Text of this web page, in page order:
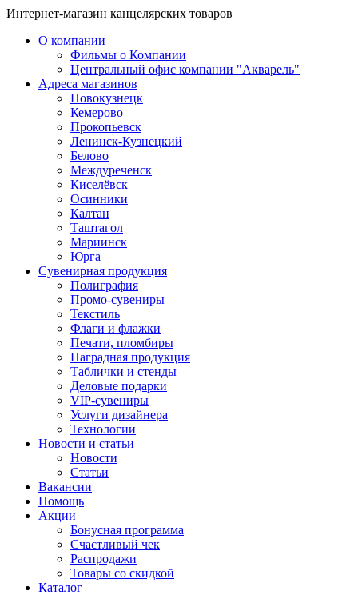
Интернет-магазин канцелярских товаров
О компании
Фильмы о Компании
Центральный офис компании "Акварель"
Адреса магазинов
Новокузнецк
Кемерово
Прокопьевск
Ленинск-Кузнецкий
Белово
Междуреченск
Киселёвск
Осинники
Калтан
Таштагол
Мариинск
Юрга
Сувенирная продукция
Полиграфия
Промо-сувениры
Текстиль
Флаги и флажки
Печати, пломбиры
Наградная продукция
Таблички и стенды
Деловые подарки
VIP-сувениры
Услуги дизайнера
Технологии
Новости и статьи
Новости
Статьи
Вакансии
Помощь
Акции
Бонусная программа
Счастливый чек
Распродажи
Товары со скидкой
Каталог